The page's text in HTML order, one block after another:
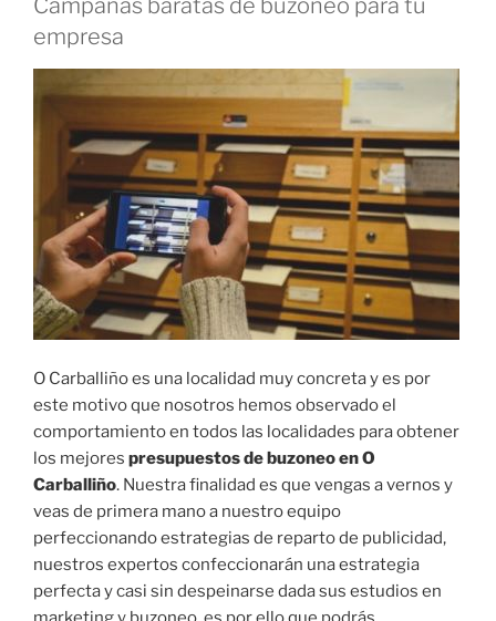
Campañas baratas de buzoneo para tu
empresa
O Carballiño es una localidad muy concreta y es por
este motivo que nosotros hemos observado el
comportamiento en todos las localidades para obtener
los mejores presupuestos de buzoneo en O
Carballiño. Nuestra finalidad es que vengas a vernos y
veas de primera mano a nuestro equipo
perfeccionando estrategias de reparto de publicidad,
nuestros expertos confeccionarán una estrategia
perfecta y casi sin despeinarse dada sus estudios en